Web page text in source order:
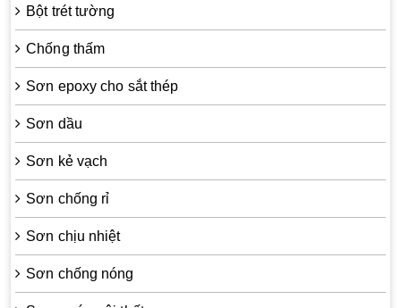
Bột trét tường
Chống thấm
Sơn epoxy cho sắt thép
Sơn dầu
Sơn kẻ vạch
Sơn chống rỉ
Sơn chịu nhiệt
Sơn chống nóng